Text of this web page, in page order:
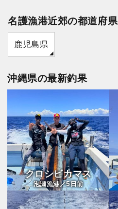
名護漁港近郊の都道府県
鹿児島県
沖縄県の最新釣果
クロシビカマス
泡瀬漁港／5日前